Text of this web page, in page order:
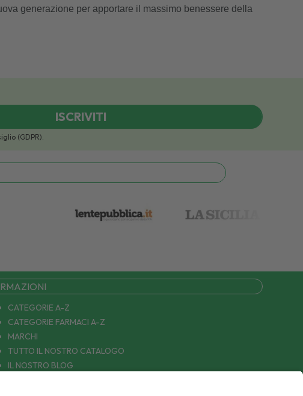
generazione per apportare il massimo benessere della
ISCRIVITI
(GDPR).
CATEGORIE A-Z
CATEGORIE FARMACI A-Z
MARCHI
TUTTO IL NOSTRO CATALOGO
IL NOSTRO BLOG